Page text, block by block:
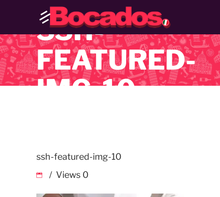
SSH-
FEATURED-
IMG-10
ssh-featured-img-10
Views 0